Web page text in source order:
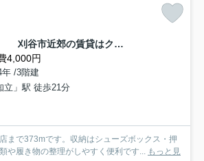
エステートBELL1 刈谷市近郊の賃貸はクラスホーム刈谷店
4,000円
/3階建
立」駅 徒歩21分
まで373mです。収納はシューズボックス・押
や履き物の整理がしやすく便利です...
もっと見